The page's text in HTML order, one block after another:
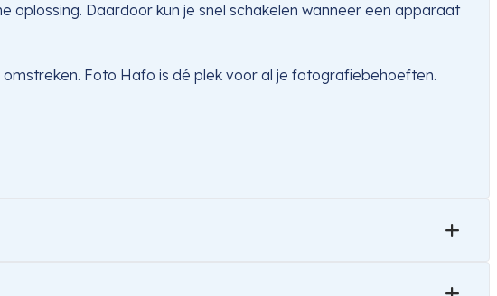
Daardoor kun je snel schakelen wanneer een apparaat
Foto Hafo is dé plek voor al je fotografiebehoeften.